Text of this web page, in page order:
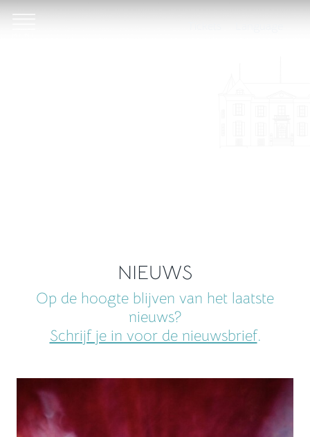
NIEUWS
Op de hoogte blijven van het laatste
nieuws?
Schrijf je in voor de nieuwsbrief.